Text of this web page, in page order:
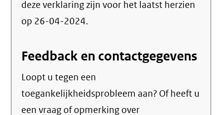
deze verklaring zijn voor het laatst herzien
op 26-04-2024.
Feedback en contactgegevens
Loopt u tegen een
toegankelijkheidsprobleem aan? Of heeft u
een vraag of opmerking over